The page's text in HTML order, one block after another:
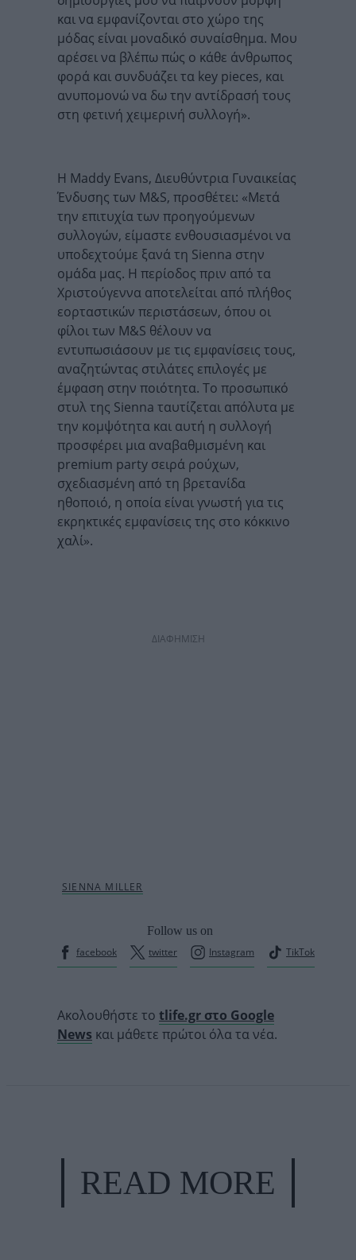
και να εμφανίζονται στο χώρο της
μόδας είναι μοναδικό συναίσθημα. Μου
αρέσει να βλέπω πώς ο κάθε άνθρωπος
φορά και συνδυάζει τα key pieces, και
ανυπομονώ να δω την αντίδρασή τους
στη φετινή χειμερινή συλλογή».
Η Maddy Evans, Διευθύντρια Γυναικείας
Ένδυσης των M&S, προσθέτει: «Μετά
την επιτυχία των προηγούμενων
συλλογών, είμαστε ενθουσιασμένοι να
υποδεχτούμε ξανά τη Sienna στην
ομάδα μας. Η περίοδος πριν από τα
Χριστούγεννα αποτελείται από πλήθος
εορταστικών περιστάσεων, όπου οι
φίλοι των M&S θέλουν να
εντυπωσιάσουν με τις εμφανίσεις τους,
αναζητώντας στιλάτες επιλογές με
έμφαση στην ποιότητα. Το προσωπικό
στυλ της Sienna ταυτίζεται απόλυτα με
την κομψότητα και αυτή η συλλογή
προσφέρει μια αναβαθμισμένη και
premium party σειρά ρούχων,
σχεδιασμένη από τη βρετανίδα
ηθοποιό, η οποία είναι γνωστή για τις
εκρηκτικές εμφανίσεις της στο κόκκινο
χαλί».
ΔΙΑΦΗΜΙΣΗ
Follow us on
facebook
twitter Instagram TikTok
Ακολουθήστε το tlife.gr στο Google
News και μάθετε πρώτοι όλα τα νέα.
READ MORE